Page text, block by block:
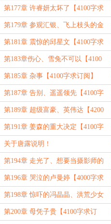
阅】
第177章 许睿妍太坏了【4100字求
订阅】
第179章 参观汇银、飞上枝头的金
融女【4200字求订阅】
第181章 震惊的邱星文【4100字求
订阅】
第183章伤心、雪兔不可以【4100
字求订阅】
第185章 杂事【4100字求订阅】
第187章 告别、遥遥领先【4100字
求订阅】
第189章 超级富豪、英伟达【4200
字求订阅】
第191章 姜森的重大决定【4100字
求订阅】
关于唐露说明！
第194章 走光了、想要当摄影师的
姜磊【4200字求订阅】
第196章 哭泣的卢曼婷【4000字求
订阅】
第198章 惊吓的冯晶晶、洪荒少女
【4000字求订阅】
第200章 母凭子贵【4100字求订